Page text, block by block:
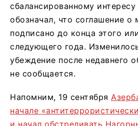
сбалансированному
обозначал, что соглашение
подписано до конца этого
следующего года.
убеждение после недавнего
не сообщается.
Напомним, 19 сентября
начале
и начал обстреливать